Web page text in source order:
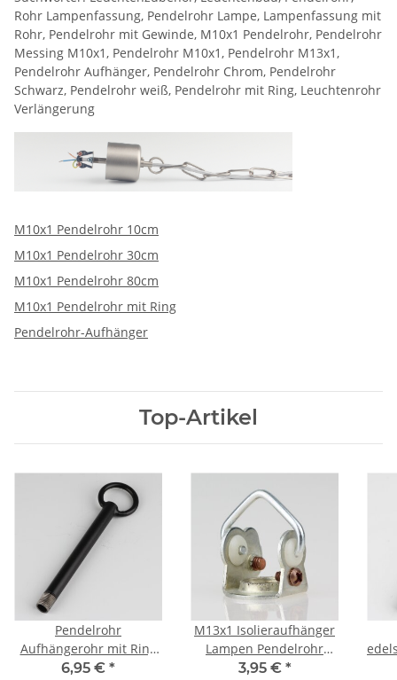
Rohr Lampenfassung, Pendelrohr Lampe, Lampenfassung mit
Rohr, Pendelrohr mit Gewinde, M10x1 Pendelrohr, Pendelrohr
Messing M10x1, Pendelrohr M10x1, Pendelrohr M13x1,
Pendelrohr Aufhänger, Pendelrohr Chrom, Pendelrohr
Schwarz, Pendelrohr weiß, Pendelrohr mit Ring, Leuchtenrohr
Verlängerung
M10x1 Pendelrohr 10cm
M10x1 Pendelrohr 30cm
M10x1 Pendelrohr 80cm
M10x1 Pendelrohr mit Ring
Pendelrohr-Aufhänger
Top-Artikel
Pendelrohr
Aufhängerohr mit Ring
schwarz 120mm
6,95 € *
M13x1 Isolieraufhänger
Lampen Pendelrohr
Aufhänger beweglicher
3,95 € *